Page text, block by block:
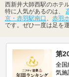
西新井大師西駅のホテ
特に人気があるのは、
京・赤羽駅南口
赤羽
です。ぜひ一度は足を
第
全国
気